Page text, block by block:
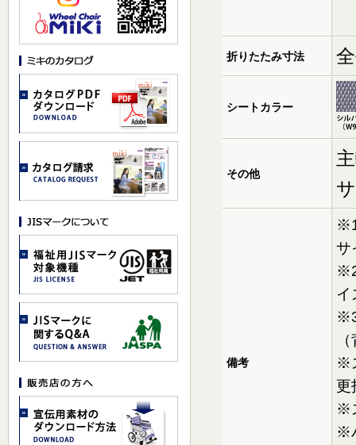
折りたたみ寸法
シートカラー
その他
備考
サ
イ
※
更
※
※